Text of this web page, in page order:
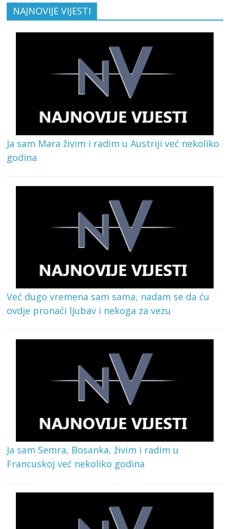
NAJNOVIJE VIJESTI
Ja sam Mara živim i radim u Austriji već nekoliko
godina
Već dugo vremena sam sama, nadam se da ću
ovdje pronaći ljubav i nekoga za vezu
Ja sam Semra, Bosanka, živim i radim u
Francuskoj već nekoliko godina